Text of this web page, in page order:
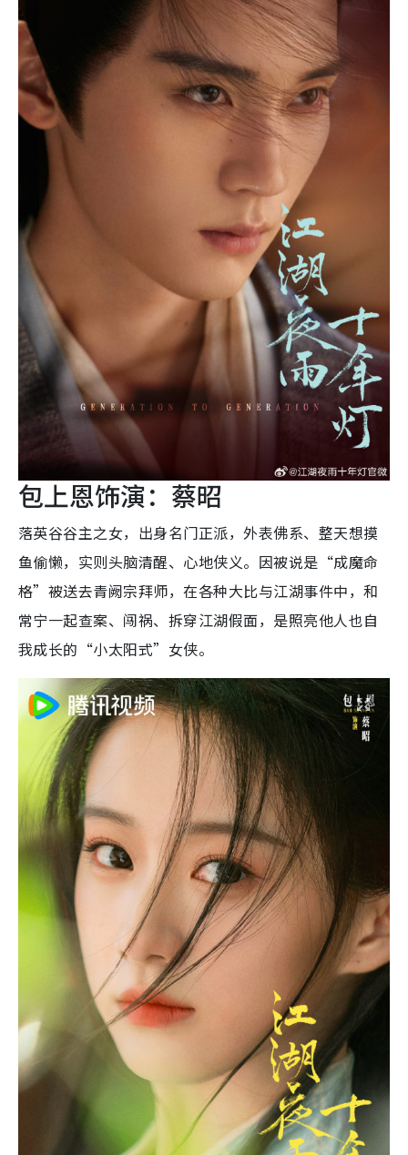
包上恩饰演：蔡昭
落英谷谷主之女，出身名门正派，外表佛系、整天想摸
鱼偷懒，实则头脑清醒、心地侠义。因被说是“成魔命
格”被送去青阙宗拜师，在各种大比与江湖事件中，和
常宁一起查案、闯祸、拆穿江湖假面，是照亮他人也自
我成长的“小太阳式”女侠。